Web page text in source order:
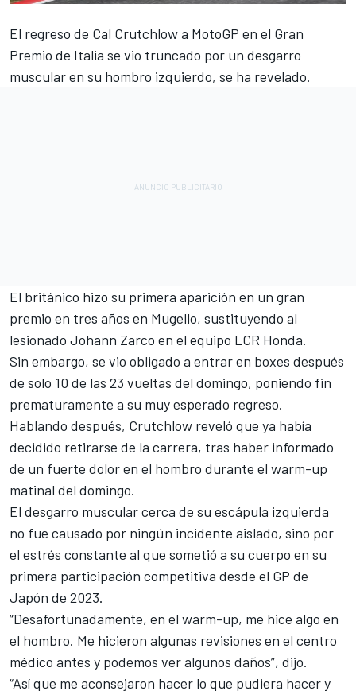
El regreso de Cal Crutchlowa MotoGP en el Gran
Premio de Italia se vio truncado por un desgarro
muscular en su hombro izquierdo, se ha revelado.
El británico hizo su primera aparición en un gran
premio en tres años en Mugello, sustituyendo al
lesionado Johann Zarco en el equipo LCR Honda.
Sin embargo, se vio obligado a entrar en boxes después
de solo 10 de las 23 vueltas del domingo, poniendo fin
prematuramente a su muy esperado regreso.
Hablando después, Crutchlow reveló que ya había
decidido retirarse de la carrera, tras haber informado
de un fuerte dolor en el hombro durante el warm-up
matinal del domingo.
El desgarro muscular cerca de su escápula izquierda
no fue causado por ningún incidente aislado, sino por
el estrés constante al que sometió a su cuerpo en su
primera participación competitiva desde el GP de
Japón de 2023.
“Desafortunadamente, en el warm-up, me hice algo en
el hombro. Me hicieron algunas revisiones en el centro
médico antes y podemos ver algunos daños”, dijo.
“Así que me aconsejaron hacer lo que pudiera hacer y